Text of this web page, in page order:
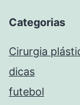
Categorias
Cirurgia
dicas
futebol